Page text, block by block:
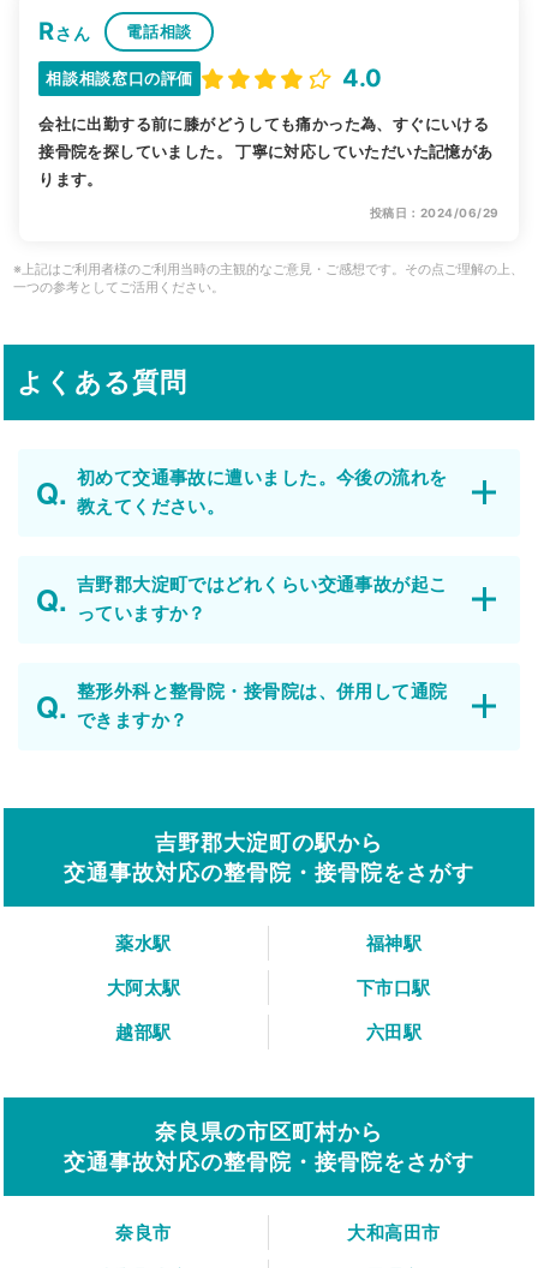
Rさん 電話相談
相談相談窓口の評価 4.0
会社に出勤する前に膝がどうしても痛かった為、すぐにいける
接骨院を探していました。 丁寧に対応していただいた記憶があ
ります。
投稿日：2024/06/29
※上記はご利用者様のご利用当時の主観的なご意見・ご感想です。その点ご理解の上、
一つの参考としてご活用ください。
よくある質問
初めて交通事故に遭いました。今後の流れを
教えてください。
吉野郡大淀町ではどれくらい交通事故が起こ
っていますか？
整形外科と整骨院・接骨院は、併用して通院
できますか？
吉野郡大淀町の駅から
交通事故対応の整骨院・接骨院をさがす
薬水駅
福神駅
大阿太駅
下市口駅
越部駅
六田駅
奈良県の市区町村から
交通事故対応の整骨院・接骨院をさがす
奈良市
大和高田市